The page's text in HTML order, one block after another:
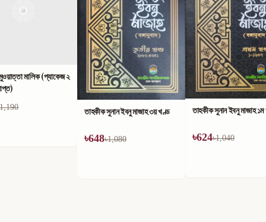
মালিক (প্যাকেজ ২
1,190 তাহকীক সুনান ইবনু মাজাহ ৩য় খণ্ড
৳648৳1,080
তাহকীক সুনান ইবনু মাজাহ
৳624৳1,040